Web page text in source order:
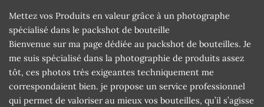
Mettez vos Produits en valeur grâce à un photographe
spécialisé dans le packshot de bouteille
Bienvenue sur ma page dédiée au packshot de bouteilles. Je
me suis spécialisé dans la photographie de produits assez
tôt, ces photos très exigeantes techniquement me
correspondaient bien. je propose un service professionnel
qui permet de valoriser au mieux vos bouteilles, qu’il s’agisse